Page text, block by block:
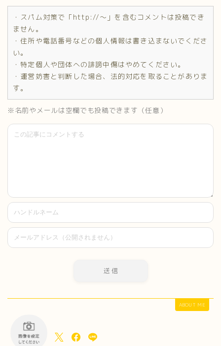
・スパム対策で「http://～」を含むコメントは投稿でき
ません。
・住所や電話番号などの個人情報は書き込まないでくださ
い。
・特定個人や団体への誹謗中傷はやめてください。
・運営妨害と判断した場合、法的対応を取ることがありま
す。
※名前やメールは空欄でも投稿できます（任意）
ABOUT ME